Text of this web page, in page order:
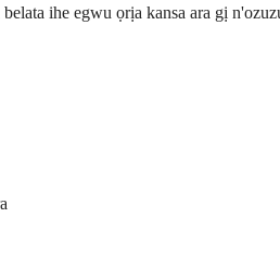
ihe egwu ọrịa kansa ara gị